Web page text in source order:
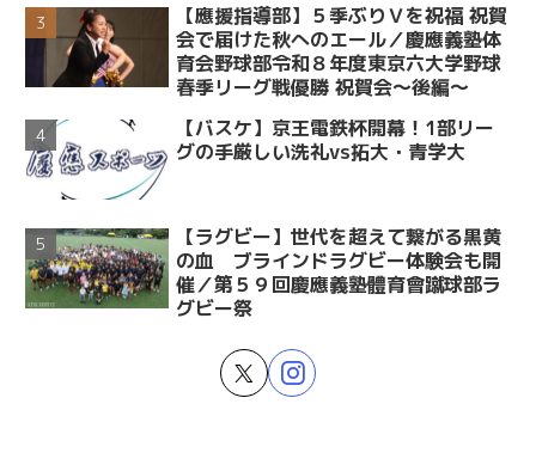
【應援指導部】５季ぶりＶを祝福 祝賀
会で届けた秋へのエール／慶應義塾体
育会野球部令和８年度東京六大学野球
春季リーグ戦優勝 祝賀会～後編～
【バスケ】京王電鉄杯開幕！1部リー
グの手厳しい洗礼vs拓大・青学大
【ラグビー】世代を超えて繋がる黒黄
の血 ブラインドラグビー体験会も開
催／第５９回慶應義塾體育會蹴球部ラ
グビー祭